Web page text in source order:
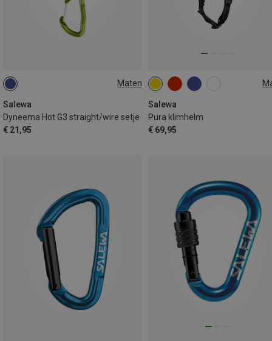
Maten
Salewa
Dyneema Hot G3 straight/wire setje
€ 21,95
ONE SIZE
Salewa
Pura klimhelm
€ 69,95
48-58CM 56-62CM